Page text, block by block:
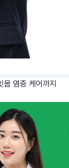
몸 염증 케어까지